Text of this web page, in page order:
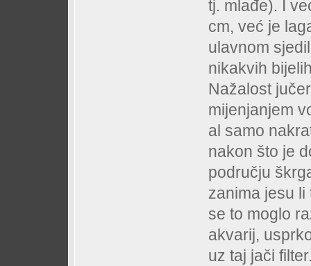
tj. mlađe). I
cm, već je
ulavnom
nikakvih
Nažalost
mijenjanjem
al samo
nakon što je
području
zanima jesu
se to moglo
akvarij,
uz taj jači